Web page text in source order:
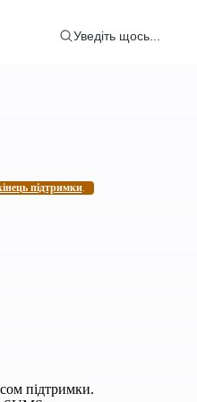
Уведіть щось...
підтримки.
підтримки.